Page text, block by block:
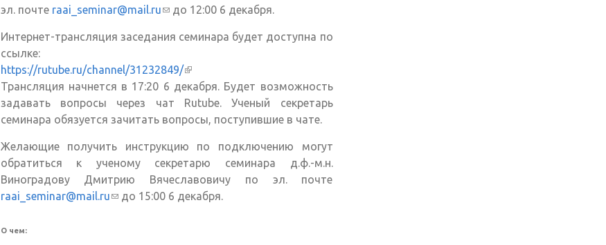
эл. почте raai_seminar@mail.ru(ссылка для отправки email)
до 12:00 6 декабря.
Интернет-трансляция заседания семинара будет доступна по
ссылке:
https://rutube.ru/channel/31232849/(внешняя ссылка)
Трансляция начнется в 17:20 6 декабря. Будет возможность
задавать вопросы через чат Rutube. Ученый секретарь
семинара обязуется зачитать вопросы, поступившие в чате.
Желающие получить инструкцию по подключению могут
обратиться к ученому секретарю семинара д.ф.-м.н.
Виноградову Дмитрию Вячеславовичу по эл. почте
raai_seminar@mail.ru(ссылка для отправки email)
до 15:00 6 декабря.
О чем: